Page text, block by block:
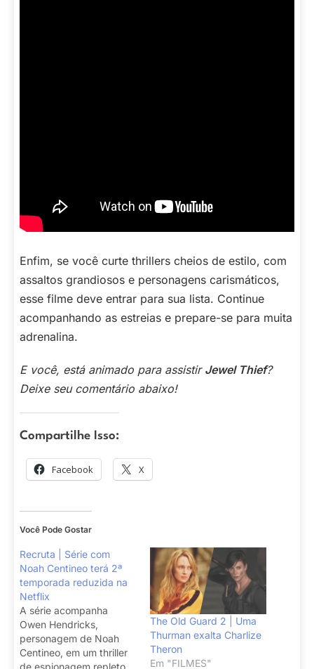
Enfim, se você curte thrillers cheios de estilo, com
assaltos grandiosos e personagens carismáticos,
esse filme deve entrar para sua lista. Continue
acompanhando as estreias e prepare-se para muita
adrenalina.
E você, está animado para assistir Jewel Thief?
Deixe seu comentário abaixo!
Compartilhe Isso:
Facebook X
Você Pode Gostar
Recruta | Série com
Noah Centineo terá 2ª
temporada reduzida na
Netflix
A série acompanha
Owen Hendricks,
personagem de Noah
Centineo, em um thriller
The Old Guard 2 | Uma
Thurman exalta Charlize
Theron
Em "FILMES"